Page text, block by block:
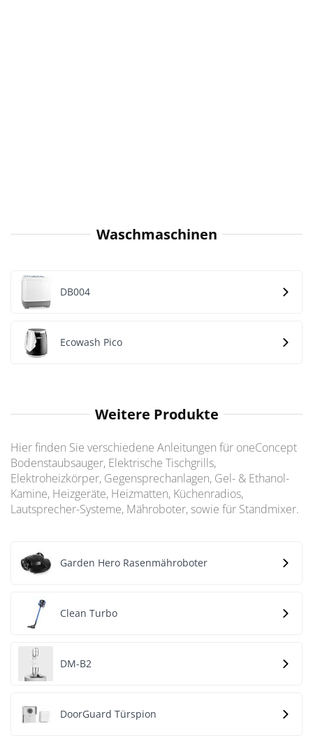
Waschmaschinen
DB004
Ecowash Pico
Weitere Produkte
Hier finden Sie verschiedene Anleitungen für oneConcept
Bodenstaubsauger, Elektrische Tischgrills,
Elektroheizkörper, Gegensprechanlagen, Gel- & Ethanol-
Kamine, Heizgeräte, Heizmatten, Küchenradios,
Lautsprecher-Systeme, Mähroboter, sowie für Standmixer.
Garden Hero Rasenmähroboter
Clean Turbo
DM-B2
DoorGuard Türspion